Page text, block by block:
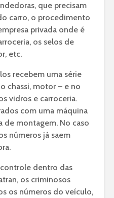
que precisam
carro, o procedimento
privada onde é
os selos de
etc.
recebem uma série
chassi, motor – e no
vidros e carroceria.
com uma máquina
de montagem. No caso
números já saem
dentro das
os criminosos
os números do veículo,